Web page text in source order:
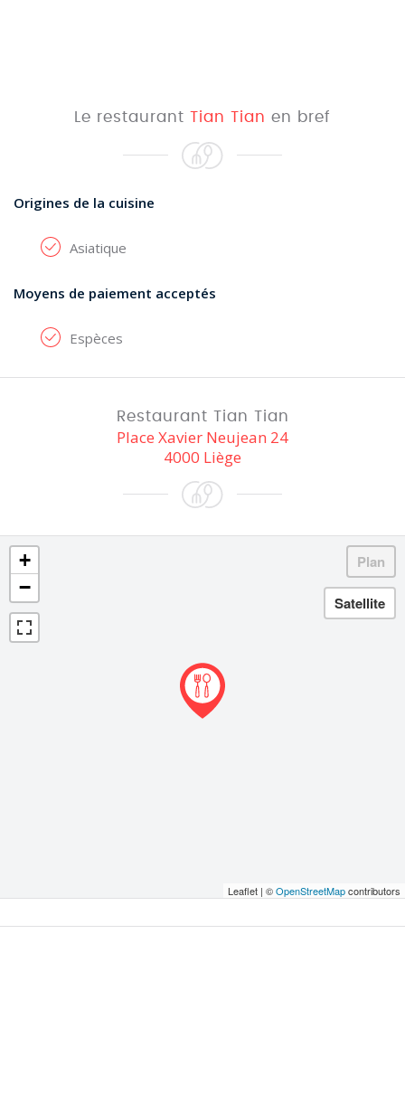
Le restaurant Tian Tian en bref
Origines de la cuisine
Asiatique
Moyens de paiement acceptés
Espèces
Restaurant Tian Tian
Place Xavier Neujean 24
4000 Liège
+
−
Leaflet | ©OpenStreetMapcontributors